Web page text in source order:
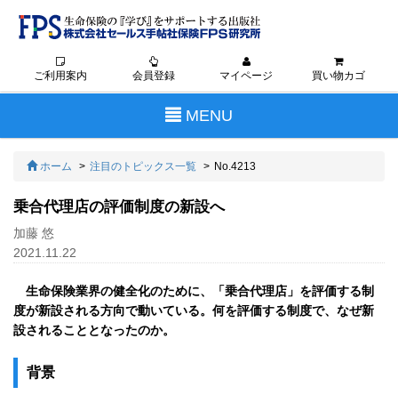
ご利用案内 会員登録 マイページ 買い物カゴ
Toggle
navigation
MENU
ホーム 注目のトピックス一覧 No.4213
乗合代理店の評価制度の新設へ
加藤 悠
2021.11.22
生命保険業界の健全化のために、「乗合代理店」を評価する制
度が新設される方向で動いている。何を評価する制度で、なぜ新
設されることとなったのか。
背景